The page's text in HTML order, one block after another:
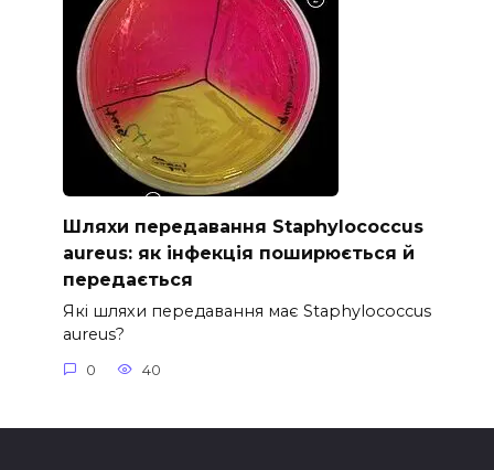
Шляхи передавання Staphylococcus
aureus: як інфекція поширюється й
передається
Які шляхи передавання має Staphylococcus
aureus?
0 40